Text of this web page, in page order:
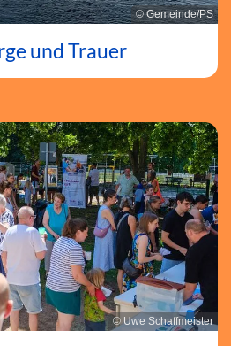
© Gemeinde/PS
und Trauer
© Uwe Schaffmeister